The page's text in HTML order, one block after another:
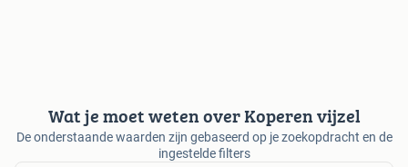
Wat je moet weten over Koperen vijzel
De onderstaande waarden zijn gebaseerd op je zoekopdracht en de
ingestelde filters